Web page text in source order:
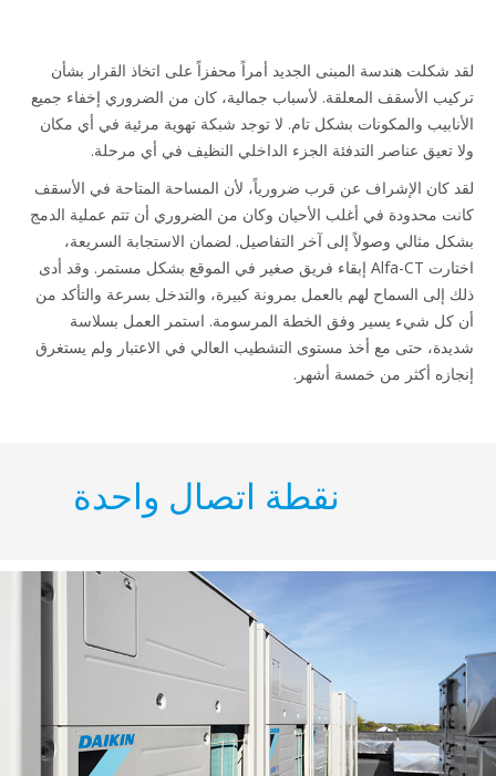
شكلت هندسة المبنى الجديد أمراً محفزاً على اتخاذ القرار بشأن
الأسقف المعلقة. لأسباب جمالية، كان من الضروري إخفاء جميع
والمكونات بشكل تام. لا توجد شبكة تهوية مرئية في أي مكان
تعيق عناصر التدفئة الجزء الداخلي النظيف في أي مرحلة.
كان الإشراف عن قرب ضرورياً، لأن المساحة المتاحة في الأسقف
محدودة في أغلب الأحيان وكان من الضروري أن تتم عملية الدمج
مثالي وصولاً إلى آخر التفاصيل. لضمان الاستجابة السريعة،
اختارت Alfa-CT إبقاء فريق صغير في الموقع بشكل مستمر. وقد أدى
إلى السماح لهم بالعمل بمرونة كبيرة، والتدخل بسرعة والتأكد من
شيء يسير وفق الخطة المرسومة. استمر العمل بسلاسة
حتى مع أخذ مستوى التشطيب العالي في الاعتبار ولم يستغرق
أكثر من خمسة أشهر.
نقطة اتصال واحدة